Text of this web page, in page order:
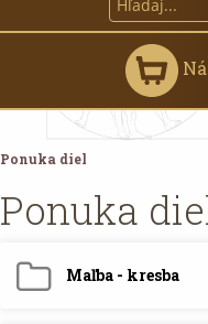
Ponuka diel
Ponuka
Maľba - kresba